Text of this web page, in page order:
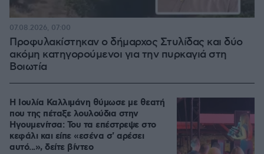
Προφυλακίστηκαν ο δήμαρχος Στυλίδας και δύο
ακόμη κατηγορούμενοι για την πυρκαγιά στη
Βοιωτία
07.08.2026, 07:00
Η Ιουλία Καλλιμάνη θύμωσε με θεατή
που της πέταξε λουλούδια στην
Ηγουμενίτσα: Του τα επέστρεψε στο
κεφάλι και είπε «εσένα σ' αρέσει
αυτό...», δείτε βίντεο